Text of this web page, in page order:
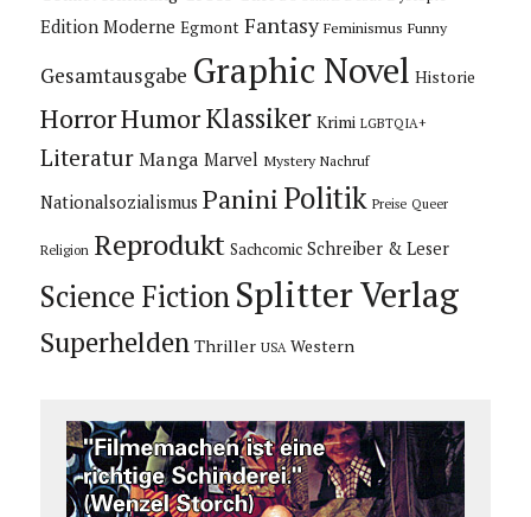
Edition Moderne Egmont Fantasy Feminismus Funny
Gesamtausgabe Graphic Novel Historie
HorrorHumorKlassiker Krimi LGBTQIA+
Literatur Manga Marvel Mystery Nachruf
Nationalsozialismus Panini Politik Preise Queer
Religion Reprodukt Sachcomic Schreiber & Leser
Science Fiction Splitter Verlag
Superhelden Thriller USA Western